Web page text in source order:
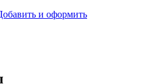
и оформить